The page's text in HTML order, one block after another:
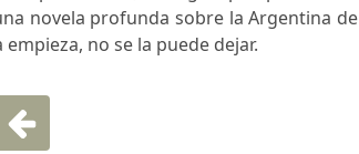
novela profunda sobre la Argentina de
no se la puede dejar.